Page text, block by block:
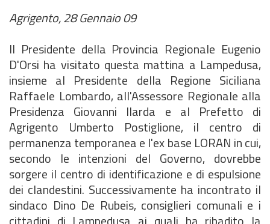
Agrigento, 28 Gennaio 09
Il Presidente della Provincia Regionale Eugenio
D'Orsi ha visitato questa mattina a Lampedusa,
insieme al Presidente della Regione Siciliana
Raffaele Lombardo, all'Assessore Regionale alla
Presidenza Giovanni Ilarda e al Prefetto di
Agrigento Umberto Postiglione, il centro di
permanenza temporanea e l'ex base LORAN in cui,
secondo le intenzioni del Governo, dovrebbe
sorgere il centro di identificazione e di espulsione
dei clandestini. Successivamente ha incontrato il
sindaco Dino De Rubeis, consiglieri comunali e i